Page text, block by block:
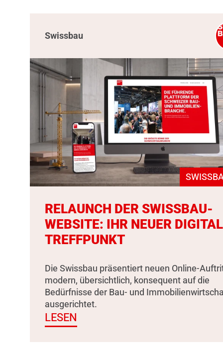
Swissbau
RELAUNCH DER SWISSBAU-
WEBSITE: IHR NEUER
TREFFPUNKT
Die Swissbau präsentiert neuen Online-
modern, übersichtlich, konsequent auf die
Bedürfnisse der Bau- und
ausgerichtet.
LESEN